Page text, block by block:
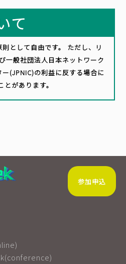
て
として自由です。 ただし、リ
一般社団法人日本ネットワーク
(JPNIC)の利益に反する場合に
があります。
参加申込